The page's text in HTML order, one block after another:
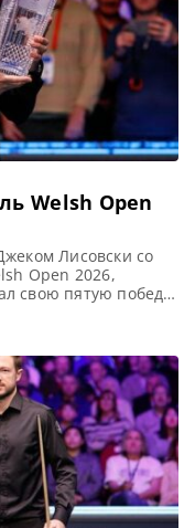
Welsh Open
Лисовски со
Open 2026,
свою пятую победу
Лисовски со
стало